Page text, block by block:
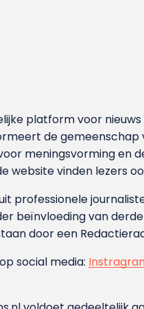
platform voor
de
meningsvorming en
website vinden lezers
professionele
beïnvloeding van
door een
social media: